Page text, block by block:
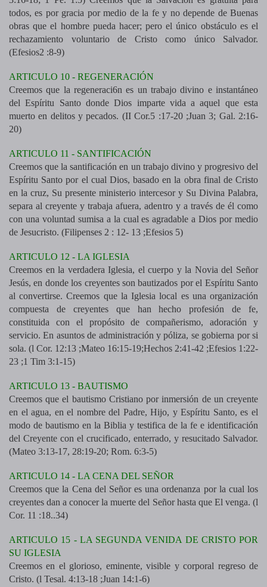
todos, es por gracia por medio de la fe y no depende de Buenas
obras que el hombre pueda hacer; pero el único obstáculo es el
rechazamiento voluntario de Cristo como único Salvador.
(Efesios2 :8-9)
ARTICULO 10 - REGENERACIÓN
Creemos que la regeneraci6n es un trabajo divino e instantáneo
del Espíritu Santo donde Dios imparte vida a aquel que esta
muerto en delitos y pecados. (II Cor.5 :17-20 ;Juan 3; Gal. 2:16-
20)
ARTICULO 11 - SANTIFICACIÓN
Creemos que la santificación en un trabajo divino y progresivo del
Espíritu Santo por el cual Dios, basado en la obra final de Cristo
en la cruz, Su presente ministerio intercesor y Su Divina Palabra,
separa al creyente y trabaja afuera, adentro y a través de él como
con una voluntad sumisa a la cual es agradable a Dios por medio
de Jesucristo. (Filipenses 2 : 12- 13 ;Efesios 5)
ARTICULO 12 - LA IGLESIA
Creemos en la verdadera Iglesia, el cuerpo y la Novia del Señor
Jesús, en donde los creyentes son bautizados por el Espíritu Santo
al convertirse. Creemos que la Iglesia local es una organización
compuesta de creyentes que han hecho profesión de fe,
constituida con el propósito de compañerismo, adoración y
servicio. En asuntos de administración y póliza, se gobierna por si
sola. (l Cor. 12:13 ;Mateo 16:15-19;Hechos 2:41-42 ;Efesios 1:22-
23 ;1 Tim 3:1-15)
ARTICULO 13 - BAUTISMO
Creemos que el bautismo Cristiano por inmersión de un creyente
en el agua, en el nombre del Padre, Hijo, y Espíritu Santo, es el
modo de bautismo en la Biblia y testifica de la fe e identificación
del Creyente con el crucificado, enterrado, y resucitado Salvador.
(Mateo 3:13-17, 28:19-20; Rom. 6:3-5)
ARTICULO 14 - LA CENA DEL SEÑOR
Creemos que la Cena del Señor es una ordenanza por la cual los
creyentes dan a conocer la muerte del Señor hasta que El venga. (l
Cor. 11 :18..34)
ARTICULO 15 - LA SEGUNDA VENIDA DE CRISTO POR
SU IGLESIA
Creemos en el glorioso, eminente, visible y corporal regreso de
Cristo. (l Tesal. 4:13-18 ;Juan 14:1-6)